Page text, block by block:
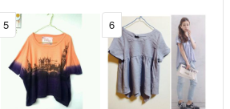
5 6